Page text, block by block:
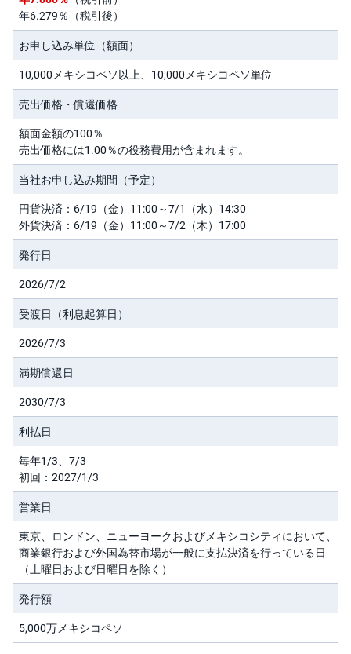
外
貨
建
M
M
NE
W
取
引
C
F
D(
く
り
っ
く
株
3
6
5)
店
頭
C
F
D
S
T(
セ
ュ
リ
テ
ィ
ト
ー
ク
ン
)
S
BI
ラ
ッ
プ
ボ
ア
年6.279％（税引後）
お申し込み単位（額面）
10,000メキシコペソ以上、10,000メキシコペソ単位
売出価格・償還価格
額面金額の100％
売出価格には1.00％の役務費用が含まれます。
当社お申し込み期間（予定）
円貨決済：6/19（金）11:00～7/1（水）14:30
外貨決済：6/19（金）11:00～7/2（木）17:00
発行日
2026/7/2
受渡日（利息起算日）
2026/7/3
満期償還日
2030/7/3
利払日
毎年1/3、7/3
初回：2027/1/3
営業日
東京、ロンドン、ニューヨークおよびメキシコシティにおいて、
商業銀行および外国為替市場が一般に支払決済を行っている日
（土曜日および日曜日を除く）
発行額
5,000万メキシコペソ